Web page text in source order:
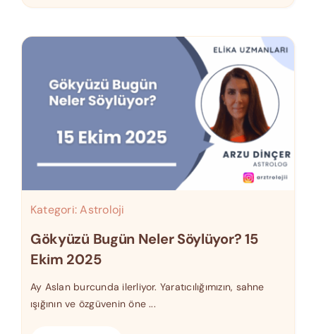
Kategori:Astroloji
Gökyüzü Bugün Neler Söylüyor? 15
Ekim 2025
Ay Aslan burcunda ilerliyor. Yaratıcılığımızın, sahne
ışığının ve özgüvenin öne ...